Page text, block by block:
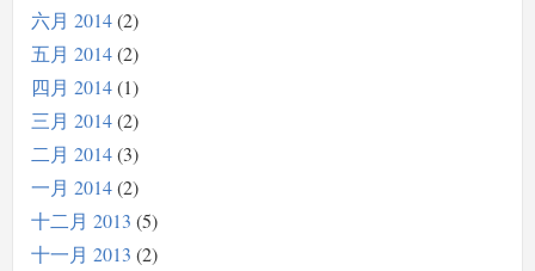
六月 2014 2
五月 2014 2
四月 2014 1
三月 2014 2
二月 2014 3
一月 2014 2
十二月 2013 5
十一月 2013 2